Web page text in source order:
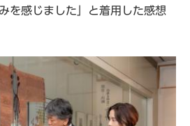
を感じました」と着用した感想